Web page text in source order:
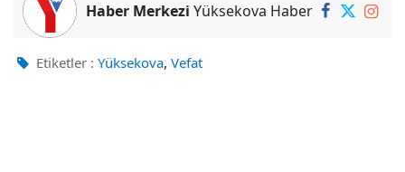
Haber Merkezi Yüksekova Haber
Etiketler : Yüksekova, Vefat